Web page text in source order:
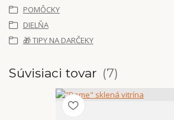
POMÔCKY
DIELŇA
🎁 TIPY NA DARČEKY
Súvisiaci tovar 7